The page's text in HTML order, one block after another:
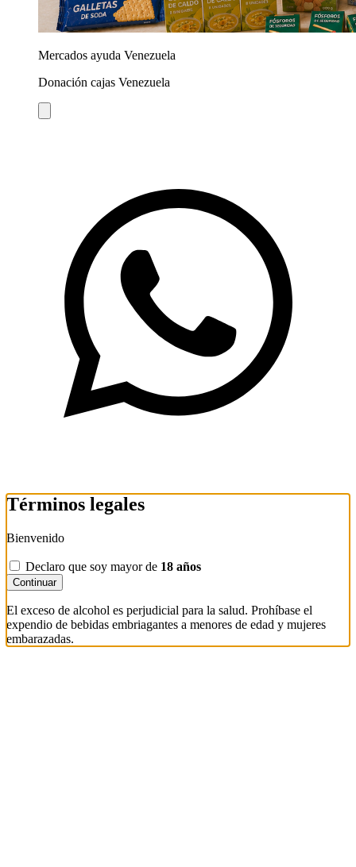
Mercados ayuda Venezuela
Donación cajas Venezuela
Términos legales
Bienvenido
Declaro que soy mayor de 18 años
Continuar
El exceso de alcohol es perjudicial para la salud. Prohíbase el
expendio de bebidas embriagantes a menores de edad y mujeres
embarazadas.